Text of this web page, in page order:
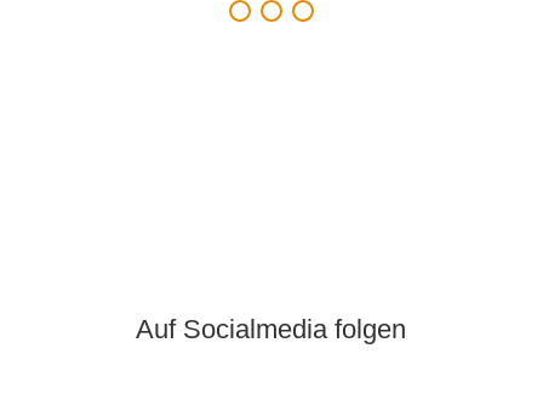
Auf Socialmedia folgen